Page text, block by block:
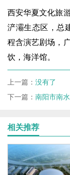
西安华夏文化旅
浐灞生态区，总
程含演艺剧场，
饮，海洋馆。
上一篇： 没有了
下一篇： 南阳市南
相关推荐